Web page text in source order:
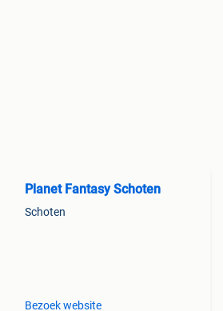
Planet Fantasy Schoten
Schoten
Bezoek website